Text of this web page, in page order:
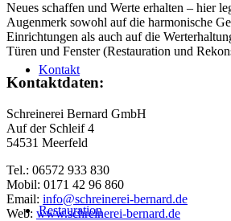
Kontakt
Restauration
Neues schaffen und Werte erhalten – hier
Augenmerk sowohl auf die harmonische
Einrichtungen als auch auf die
Türen und Fenster (Restauration und
Kontaktdaten:
Schreinerei Bernard GmbH
Auf der Schleif 4
54531 Meerfeld
Tel.: 06572 933 830
Mobil: 0171 42 96 860
Email: info@schreinerei-bernard.de
Web: www.schreinerei-bernard.de